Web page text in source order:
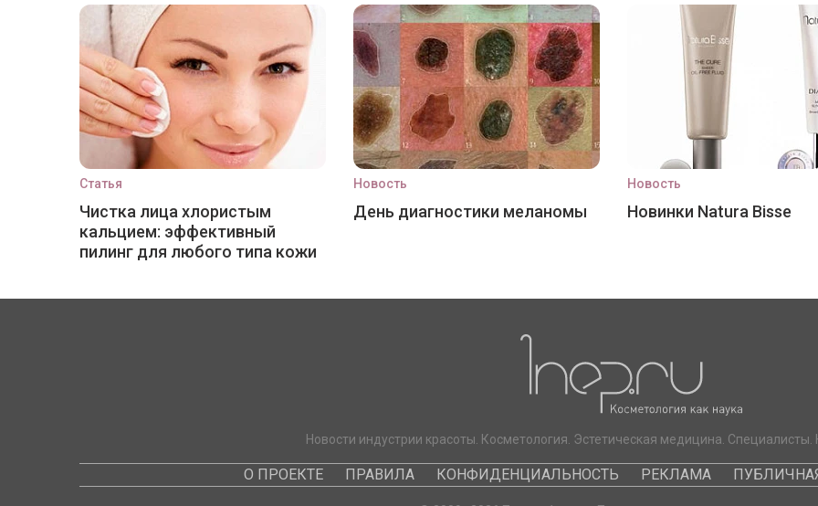
Статья
Чистка лица хлористым
кальцием: эффективный
пилинг для любого типа кожи
Новость
День диагностики меланомы
Новость
Новинки Natura Bisse
Новости индустрии красоты. Косметология. Эстетическая медицина.
О ПРОЕКТЕ ПРАВИЛА КОНФИДЕНЦИАЛЬНОСТЬ РЕКЛАМА